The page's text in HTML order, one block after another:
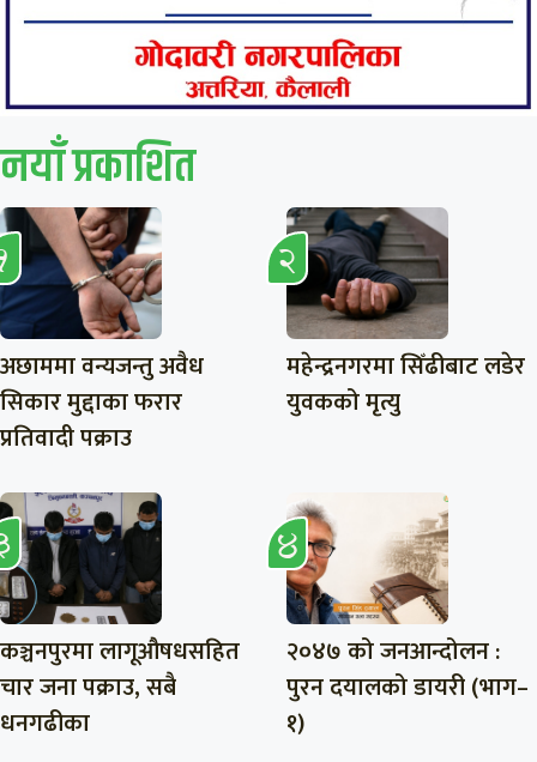
नयाँ प्रकाशित
अछाममा वन्यजन्तु अवैध
सिकार मुद्दाका फरार
प्रतिवादी पक्राउ
महेन्द्रनगरमा सिँढीबाट लडेर
युवकको मृत्यु
कञ्चनपुरमा लागूऔषधसहित
चार जना पक्राउ, सबै
धनगढीका
२०४७ को जनआन्दोलन :
पुरन दयालको डायरी (भाग–
१)